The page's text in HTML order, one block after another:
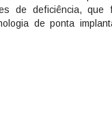
de deficiência, que
de ponta